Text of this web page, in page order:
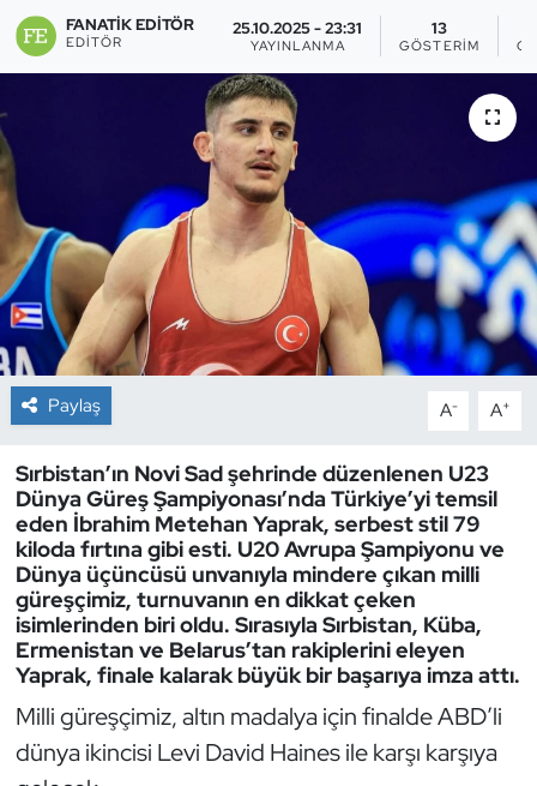
FANATIK EDITÖR
EDITÖR
25.10.2025 - 23:31
YAYINLANMA
13
GÖSTERIM
Paylaş A- A+
Sırbistan’ın Novi Sad şehrinde düzenlenen U23
Dünya Güreş Şampiyonası’nda Türkiye’yi temsil
eden İbrahim Metehan Yaprak, serbest stil 79
kiloda fırtına gibi esti. U20 Avrupa Şampiyonu ve
Dünya üçüncüsü unvanıyla mindere çıkan milli
güreşçimiz, turnuvanın en dikkat çeken
isimlerinden biri oldu. Sırasıyla Sırbistan, Küba,
Ermenistan ve Belarus’tan rakiplerini eleyen
Yaprak, finale kalarak büyük bir başarıya imza attı.
Milli güreşçimiz, altın madalya için finalde ABD’li
dünya ikincisi Levi David Haines ile karşı karşıya
Buz Hokeyi
Cimnastik
Curling
Dağcılık
Dans Sporları
Dövüş Sanatı
E-Spor
Eskrim
Futbol
Futsal